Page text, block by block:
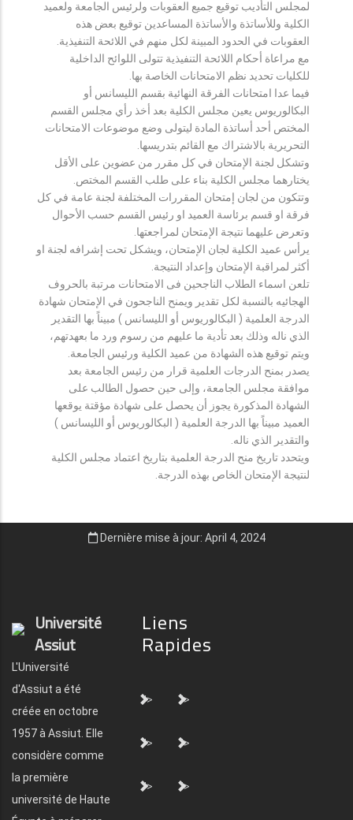
لمجلس التأديب توقيع جميع العقوبات ولرئيس الجامعة ولعميد
الكلية وللأساتذة والأساتذة المساعدين توقيع بعض هذه
العقوبات في الحدود المبينة لكل منهم في اللائحة التنفيذية.
مع مراعاة أحكام اللائحة التنفيذية تتولى اللوائح الداخلية
للكليات تحديد نظم الامتحانات الخاصة بها.
فيما عدا امتحانات الفرقة النهائية بقسم الليسانس أو
البكالوريوس يعين مجلس الكلية بعد أخذ رأي مجلس القسم
المختص أحد أساتذة المادة ليتولى وضع موضوعات الامتحانات
التحريرية بالاشتراك مع القائم بتدريسها.
وتشكل لجنة الإمتحان في كل مقرر من عضوين على الأقل
يختارهما مجلس الكلية بناء على طلب القسم المختص.
وتتكون من لجان إمتحان المقررات المختلفة لجنة عامة في كل
فرقة او قسم برئاسة العميد او رئيس القسم حسب الأحوال
وتعرض عليهما نتيجة الإمتحان لمراجعتها.
يرأس عميد الكلية لجان الإمتحان، ويشكل تحت إشرافه لجنة او
أكثر لمراقبة الإمتحان وإعداد النتيجة.
تلعن اسماء الطلاب الناجحين فى الامتحانات مرتبة بالحروف
الهجائيه بالنسبة لكل تقدير ويمنح الناجحون في الإمتحان شهادة
الدرجة العلمية ( البكالوريوس أو الليسانس ) مبيناً بها التقدير
الذي ناله وذلك بعد تأدية ما عليهم من رسوم ورد ما بعهدتهم،
ويتم توقيع هذه الشهادة من عميد الكلية ورئيس الجامعة.
يصدر بمنح الدرجات العلمية قرار من رئيس الجامعة بعد
موافقة مجلس الجامعة، وإلى حين حصول الطالب على
الشهادة المذكورة يجوز أن يحصل على شهادة مؤقتة يوقعها
العميد مبيناً بها الدرجة العلمية ( البكالوريوس أو الليسانس )
والتقدير الذي ناله.
ويتحدد تاريخ منح الدرجة العلمية بتاريخ اعتماد مجلس الكلية
لنتيجة الإمتحان الخاص بهذه الدرجة.
Dernière mise à jour: April 4, 2024
Université
Assiut
L'Université
d'Assiut a été
créée en octobre
1957 à Assiut. Elle
considère comme
la première
université de Haute
Liens
Rapides
"> ">
"> ">
"> ">